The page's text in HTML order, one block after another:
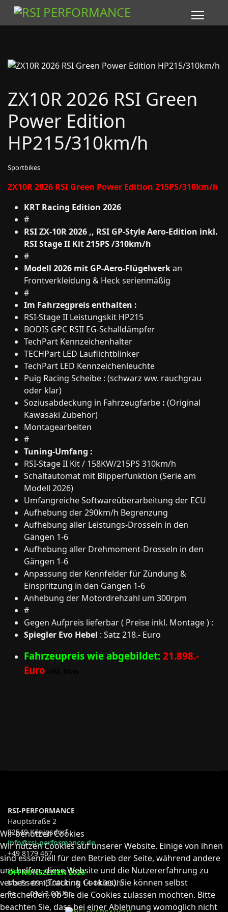
ZX10R 2026 RSI Green
Power Edition
HP215/310km/h
Sportbikes
ZX10R 2026 RSI Green Power Edition 215PS/310km/h
KRT Racing Edition 2026
#
RSI ZX-10R 2026 ,, RSI GP-Style Aero-Edition inkl.
RSI Stage II Kit 215PS /310km/h
#
Modell 2026 mit GP-Aero-Flügelwerkan
Frontverkleidung & Heck serienmäßig
#
Im Fahrzegpreis enthalten :
RSI-Stage II Leistungskit HP215
BODIS GPC RSII EG-Schalldämpfer
TechPart Kennzeichenhalter
TECHPart LED Lauflichtblinker
TechPart LED Kennzeichenleuchte
Puig Racing Scheibe : (schwarz ww. rauchgrau
oder klar)
Soziusabdeckung in Fahrzeugfarbe : (Original
Kawasaki Zubehör)
Montagearbeiten
#
Tuning-Umfang :
RSI-Stage II Kit / 158KW/215PS 310km/h
Schaltautomat mit Blipperfunktion (Serie am
Modell 2026)
Umfangreiche Softwareüberarbeitung der ECU
Aufhebung der 290km/h Begrenzung
Aufhebung aller Leistungs-Drosseln in den
Gängen 1-6
Aufhebung aller Drehmoment-Drosseln in den
Gängen 1-6
Anpassung der Kennfelder für Zündung &
Einspritzung in den Gängen 1-6
Anhebung der Motordrehzahl um 300rpm
#
Gegen Aufpreis lieferbar ( Preise inkl. Montage ) :
Spiegler Evo Hebel : Satz 218.- Euro
Fahrzeupreis wie abgebildet: 21.898.-
Euro
RSI-PERFORMANCE
Hauptstraße 2
82549 Königsdorf
info@rsi-performance.de
+49 8179 467
ÖFFNUNSZEITEN 2026
Mo-Fr 09-13.00Uhr & 14-18.00Uhr
Sa 09-13.00Uhr
Wir benutzen Cookies
Wir nutzen Cookies auf unserer Website. Einige von ihnen
sind essenziell für den Betrieb der Seite, während andere
uns helfen, diese Website und die Nutzererfahrung zu
verbessern (Tracking Cookies). Sie können selbst
entscheiden, ob Sie die Cookies zulassen möchten. Bitte
beachten Sie, dass bei einer Ablehnung womöglich nicht